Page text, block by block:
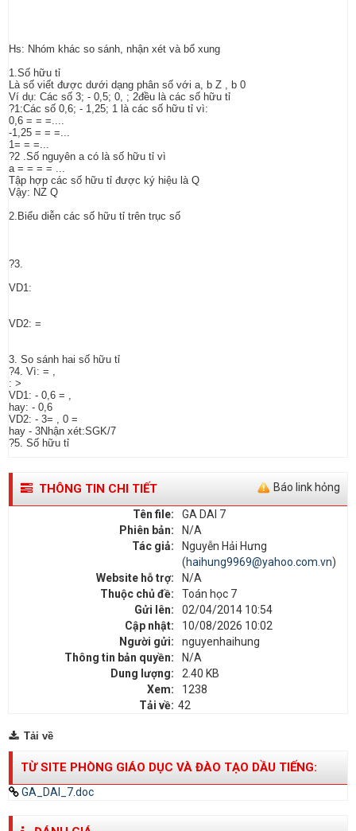
Hs: Nhóm khác so sánh, nhận xét và bổ xung
1.Số hữu tỉ
Là số viết được dưới dạng phân số với a, b Z , b 0
Ví dụ: Các số 3; - 0,5; 0, ; 2đều là các số hữu tỉ
?1:Các số 0,6; - 1,25; 1 là các số hữu tỉ vì:
0,6 = = =....
-1,25 = = =...
1= = =...
?2 .Số nguyên a có là số hữu tỉ vì
a = = = = ...
Tập hợp các số hữu tỉ được ký hiệu là Q
Vậy: NZ Q
2.Biểu diễn các số hữu tỉ trên trục số
?3.
VD1:
VD2: =
3. So sánh hai số hữu tỉ
?4. Vì: = ,
: >
VD1: - 0,6 = ,
hay: - 0,6
VD2: - 3= , 0 =
hay - 3Nhận xét:SGK/7
?5. Số hữu tỉ
Báo link hỏng
THÔNG TIN CHI TIẾT
Tên file:
GA DAI 7
Phiên bản:
N/A
Tác giả:
Nguyễn Hải Hưng
(haihung9969@yahoo.com.vn)
Website hỗ trợ:
N/A
Thuộc chủ đề:
Toán học 7
Gửi lên:
02/04/2014 10:54
Cập nhật:
10/08/2026 10:02
Người gửi:
nguyenhaihung
Thông tin bản quyền:
N/A
Dung lượng:
2.40 KB
Xem:
1238
Tải về: 42
Tải về
TỪ SITE PHÒNG GIÁO DỤC VÀ ĐÀO TẠO DẦU TIẾNG:
GA_DAI_7.doc